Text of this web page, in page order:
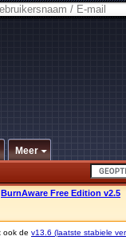
Meer
BurnAware Free Edition v2.5
ook de v13.6 (laatste stabiele